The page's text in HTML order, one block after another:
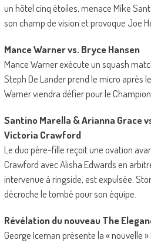
un hôtel cinq étoiles, menace Mike
son champ de vision et provoque Joe
Mance Warner vs. Bryce Hansen
Mance Warner exécute un squash
Steph De Lander prend le micro après
Warner viendra défier pour le
Santino Marella & Arianna Grace
Victoria Crawford
Le duo père-fille reçoit une ovation
Crawford avec Alisha Edwards en
intervenue à ringside, est expulsée.
décroche le tombé pour son équipe.
Révélation du nouveau The
George Iceman présente la « nouvelle